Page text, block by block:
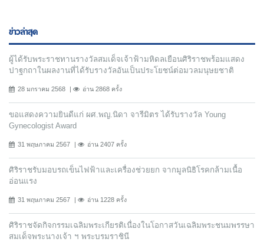
ข่าวล่าสุด
ผู้ได้รับพระราชทานรางวัลสมเด็จเจ้าฟ้ามหิดลเยือนศิริราชพร้อมแสดง
ปาฐกถาในผลงานที่ได้รับรางวัลอันเป็นประโยชน์ต่อมวลมนุษยชาติ
28 มกราคม 2568 อ่าน 2868 ครั้ง
ขอแสดงความยินดีแก่ ผศ.พญ.นิดา จารีมิตร ได้รับรางวัล Young
Gynecologist Award
31 พฤษภาคม 2567 อ่าน 2407 ครั้ง
ศิริราชรับมอบรถเข็นไฟฟ้าและเครื่องช่วยยก จากมูลนิธิโรคกล้ามเนื้อ
อ่อนแรง
31 พฤษภาคม 2567 อ่าน 1228 ครั้ง
ศิริราชจัดกิจกรรมเฉลิมพระเกียรติเนื่องในโอกาสวันเฉลิมพระชนมพรรษา
สมเด็จพระนางเจ้า ฯ พระบรมราชินี